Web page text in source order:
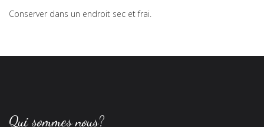
Conserver dans un endroit sec et frai.
Qui sommes nous?